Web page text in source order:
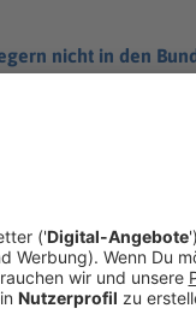
nicht in den